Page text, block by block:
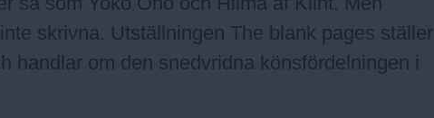
skrivna. Utställningen The blank pages ställer
handlar om den snedvridna könsfördelningen i